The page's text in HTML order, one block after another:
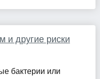
и другие риски
бактерии или